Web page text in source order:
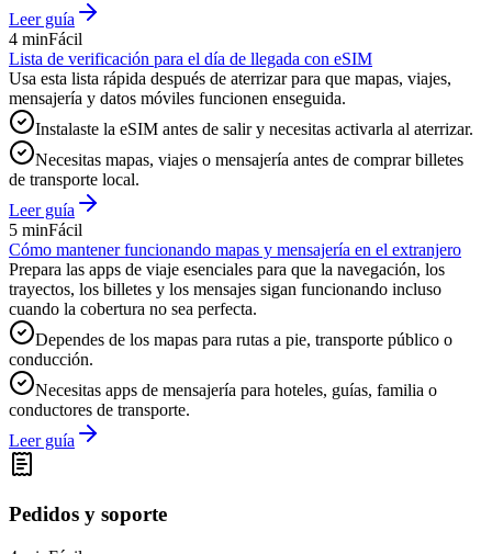
Leer guía
4 minFácil
Lista de verificación para el día de llegada con eSIM
Usa esta lista rápida después de aterrizar para que mapas, viajes,
mensajería y datos móviles funcionen enseguida.
Instalaste la eSIM antes de salir y necesitas activarla al aterrizar.
Necesitas mapas, viajes o mensajería antes de comprar billetes
de transporte local.
Leer guía
5 minFácil
Cómo mantener funcionando mapas y mensajería en el extranjero
Prepara las apps de viaje esenciales para que la navegación, los
trayectos, los billetes y los mensajes sigan funcionando incluso
cuando la cobertura no sea perfecta.
Dependes de los mapas para rutas a pie, transporte público o
conducción.
Necesitas apps de mensajería para hoteles, guías, familia o
conductores de transporte.
Leer guía
Pedidos y soporte